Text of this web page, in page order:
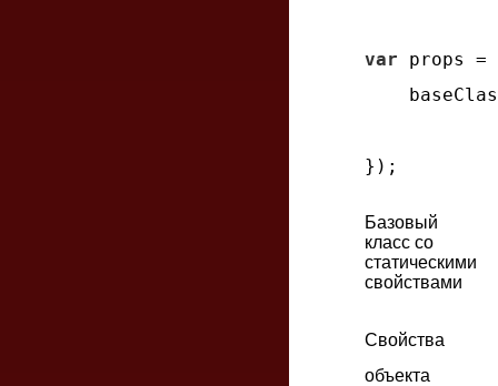
var props
Базовый
класс со
статическими
свойствами
Свойства
объекта